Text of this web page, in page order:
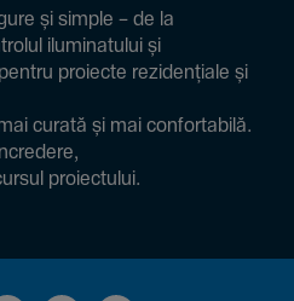
și simple – de la
ilumi­na­tului și
proiecte rezi­den­țiale și
curată și mai confor­ta­bilă.
proiec­tului.